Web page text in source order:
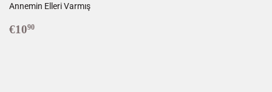
Annemin Elleri Varmış
Prix
€1090